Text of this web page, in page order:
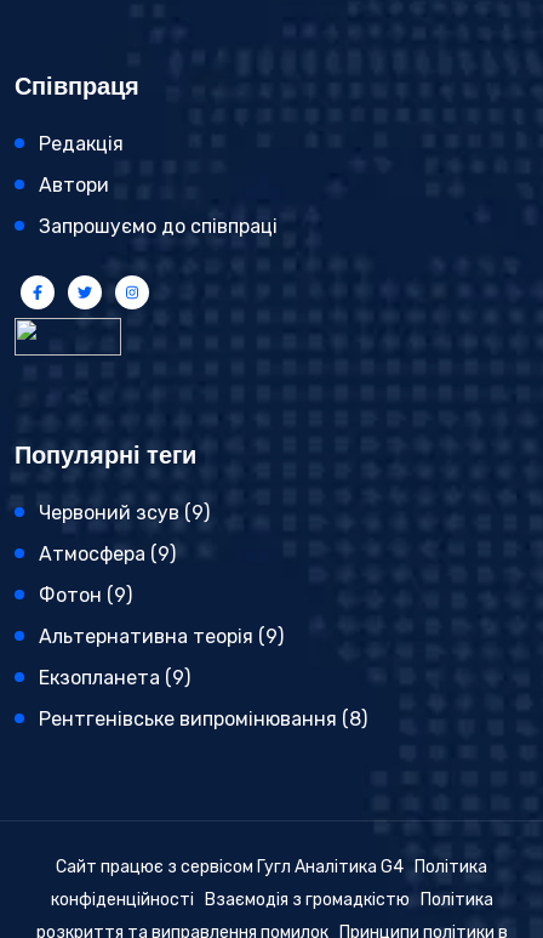
Співпраця
Редакція
Автори
Запрошуємо до співпраці
Популярні теги
Червоний зсув (9)
Атмосфера (9)
Фотон (9)
Альтернативна теорія (9)
Екзопланета (9)
Рентгенівське випромінювання (8)
Сайт працює з сервісом Гугл Аналітика G4
Політика
конфіденційності
Взаємодія з громадкістю
Політика
розкриття та виправлення помилок
Принципи політики в